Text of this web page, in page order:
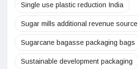
Single use plastic reduction India
Sugar mills additional revenue source
Sugarcane bagasse packaging bags
Sustainable development packaging